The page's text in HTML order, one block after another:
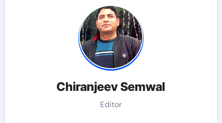
Chiranjeev Semwal
Editor